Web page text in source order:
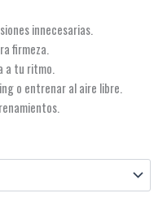
innecesarias.
firmeza.
a tu ritmo.
o entrenar al aire libre.